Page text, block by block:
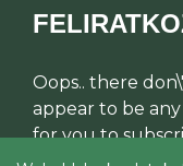
Oops.. there
appear to be any
for you to